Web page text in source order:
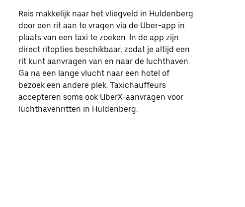
Reis makkelijk naar het vliegveld in Huldenberg
door een rit aan te vragen via de Uber-app in
plaats van een taxi te zoeken. In de app zijn
direct ritopties beschikbaar, zodat je altijd een
rit kunt aanvragen van en naar de luchthaven.
Ga na een lange vlucht naar een hotel of
bezoek een andere plek. Taxichauffeurs
accepteren soms ook UberX-aanvragen voor
luchthavenritten in Huldenberg.